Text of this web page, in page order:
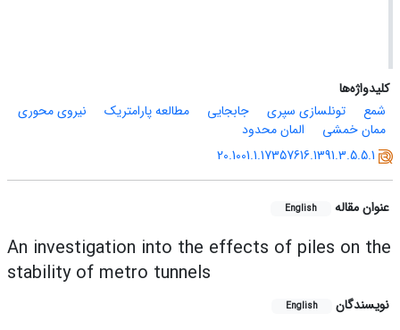
کلیدواژه‌ها
شمع
تونل­سازی سپری جابجایی مطالعه پارامتریک
نیروی محوری
ممان خمشی
المان محدود
20.1001.1.17357616.1391.3.5.5.1
عنوان مقاله English
An investigation into the effects of piles on the
stability of metro tunnels
نویسندگان English